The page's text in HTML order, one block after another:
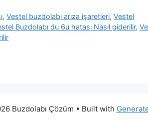
,Vestel buzdolabı arıza işaretleri,Vestel
Buzdolabı du 6u hatası Nasıl giderilir,
Buzdolabı Çözüm • Built with